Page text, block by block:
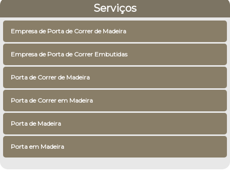
Serviços
Empresa de Porta de Correr de Madeira
Empresa de Porta de Correr Embutidas
Porta de Correr de Madeira
Porta de Correr em Madeira
Porta de Madeira
Porta em Madeira